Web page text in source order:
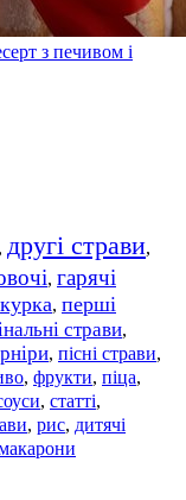
з печивом і
, другі страви,
, гарячі
курка, перші
страви,
, пісні страви,
, фрукти, піца,
, статті,
, рис, дитячі